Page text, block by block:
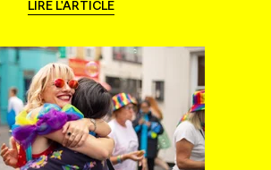
LIRE L'ARTICLE